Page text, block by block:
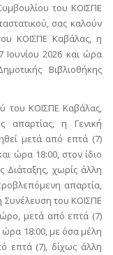
του ΚΟΙΣΠΕ
σας καλούν
ΚΟΙΣΠΕ Καβάλας, η
Ιουνίου 2026 και ώρα
Βιβλιοθήκης
του ΚΟΙΣΠΕ Καβάλας,
απαρτίας, η Γενική
μετά από επτά (7)
ώρα 18:00, στον ίδιο
Διάταξης, χωρίς άλλη
απαρτία,
Συνέλευση του ΚΟΙΣΠΕ
μετά από επτά (7)
ώρα 18:00, με όσα μέλη
επτά (7), δίχως άλλη